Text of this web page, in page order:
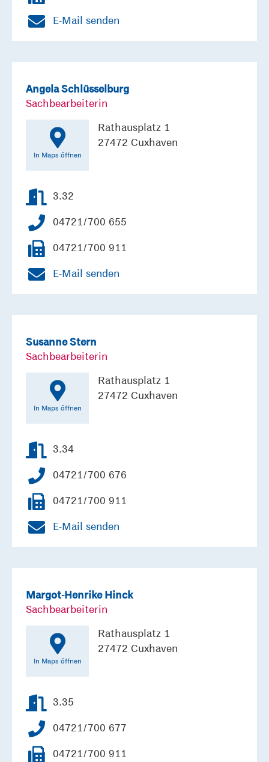
E-Mail senden
Angela Schlüsselburg
Sachbearbeiterin
In Maps öffnen
Rathausplatz 1
27472 Cuxhaven
3.32
04721/700 655
04721/700 911
E-Mail senden
Susanne Stern
Sachbearbeiterin
In Maps öffnen
Rathausplatz 1
27472 Cuxhaven
3.34
04721/700 676
04721/700 911
E-Mail senden
Margot-Henrike Hinck
Sachbearbeiterin
In Maps öffnen
Rathausplatz 1
27472 Cuxhaven
3.35
04721/700 677
04721/700 911